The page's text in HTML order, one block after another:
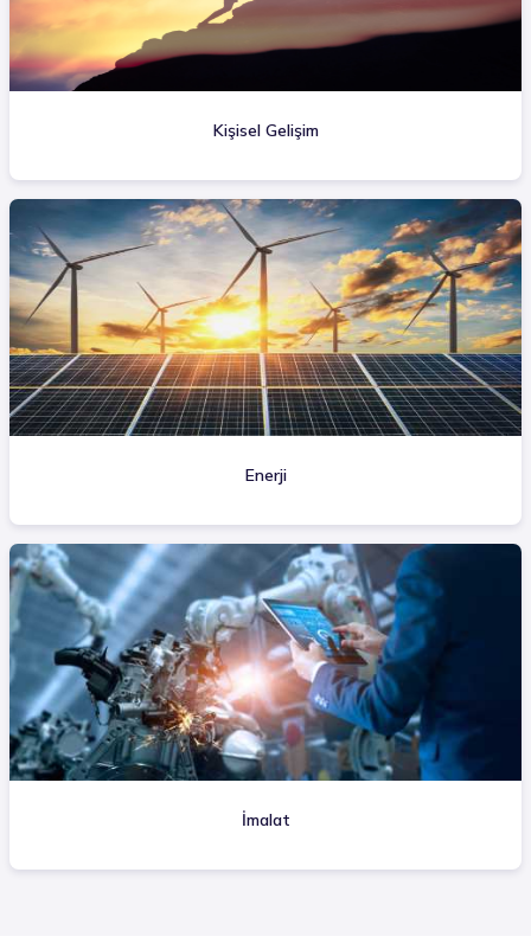
Kişisel Gelişim
Enerji
İmalat